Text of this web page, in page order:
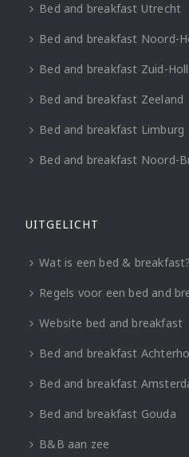
Bed and breakfast Utrecht
Bed and breakfast Noord-
Bed and breakfast Zuid-
Bed and breakfast Zeeland
Bed and breakfast Limburg
Bed and breakfast Noord-
UITGELICHT
Wat is een bed & breakfast?
Regels voor een bed and
Website bed and breakfast
Bed and breakfast
Bed and breakfast
Bed and breakfast Gouda
B&B aan zee